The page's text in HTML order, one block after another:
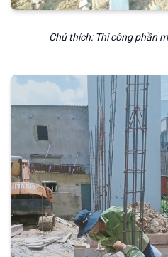
Chú thích: Thi công phần